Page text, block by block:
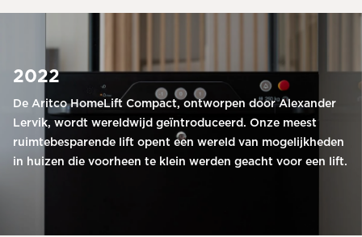
2022
De Aritco HomeLift Compact, ontworpen door Alexander
Lervik, wordt wereldwijd geïntroduceerd. Onze meest
ruimtebesparende lift opent een wereld van mogelijkheden
in huizen die voorheen te klein werden geacht voor een lift.